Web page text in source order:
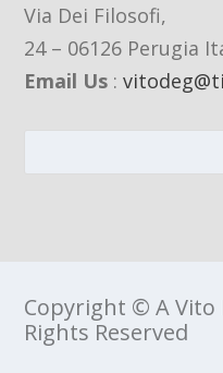
Via Dei Filosofi,
24 – 06126 Perugia
Email Us :
Copyright © A Vito
Rights Reserved